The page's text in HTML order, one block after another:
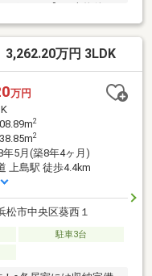
。・シロアリ防除工事
ーンの組み方や金融機関
約610ｍ（徒歩約8
・エブリイビッグデー
・ローソン浜松市野町
万円 3LDK
万円
2
2
年5月(築8年4ヶ月)
上島駅 徒歩4.4km
松市中央区葵西１
駐車3台